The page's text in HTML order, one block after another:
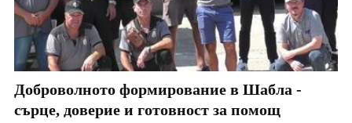
Доброволното формирование в Шабла -
сърце, доверие и готовност за помощ